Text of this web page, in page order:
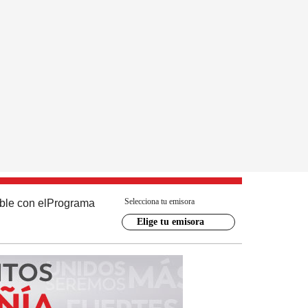
con el Programa Selecciona tu emisora
Elige tu emisora